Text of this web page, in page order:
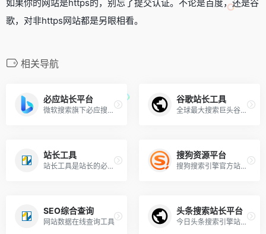
如果你的网站是https的，别忘了提交认证。不论是百度，还是谷
歌，对非https网站都是另眼相看。
相关导航
必应站长平台
微软搜索旗下必应搜索推出的站长平台
谷歌站长工具
全球最大搜索巨头谷歌推出的站长工具平台
站长工具
站长工具是站长的必备工具
搜狗资源平台
搜狗搜索引擎官方站长平台
SEO综合查询
网站数据在线查询工具
头条搜索站长平台
今日头条搜索引擎站长平台